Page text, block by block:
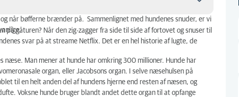
når bøfferne brænder på. Sammenlignet med hundenes snuder, er vi
gåturen? Når den zig-zagger fra side til side af fortovet og snuser til
svar på at streame Netflix. Det er en hel historie af lugte, de
næse. Man mener at hunde har omkring 300 millioner. Hunde har
organ, eller Jacobsons organ. I selve næsehulsen på
til en helt anden del af hundens hjerne end resten af næsen, og
Voksne hunde bruger blandt andet dette organ til at opfange